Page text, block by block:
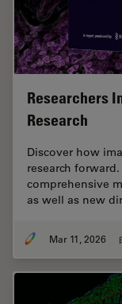
Researchers
Research
Discover how
research
comprehensive
as well as new
Mar 11, 2026